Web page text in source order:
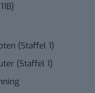
(Staffel 1)
(Staffel 1)